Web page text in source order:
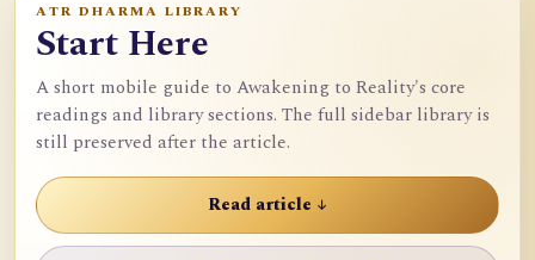
ATR DHARMA LIBRARY
Start Here
A short mobile guide to Awakening to Reality's core
readings and library sections. The full sidebar library is
still preserved after the article.
Read article ↓